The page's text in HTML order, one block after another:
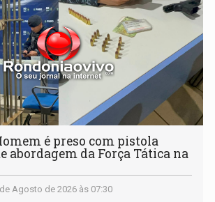
é preso com pistola
abordagem da Força Tática na
Agosto de 2026 às 07:30